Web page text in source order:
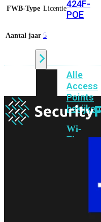
424F-
POE
Alle
Access
Points
bekijken
Wi-
Fi
FWB-Type Licentie
Aantal jaar 5